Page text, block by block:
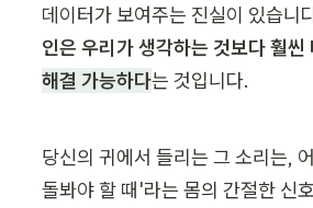
데이터가 보여주는 진실이 있습니
인은 우리가 생각하는 것보다 훨씬
해결 가능하다는 것입니다.
당신의 귀에서 들리는 그 소리는,
돌봐야 할 때'라는 몸의 간절한 신